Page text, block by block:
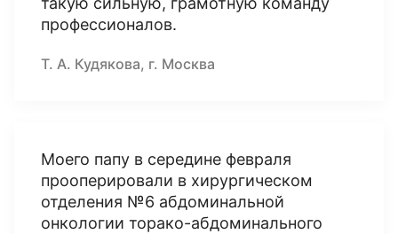
профессионалов.
Т. А. Кудякова, г. Москва
Моего папу в середине февраля
прооперировали в хирургическом
отделения №6 абдоминальной
онкологии торако-абдоминального